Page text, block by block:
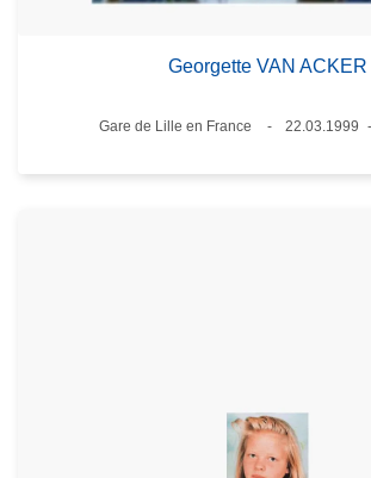
Georgette VAN ACKER
Lieux
Gare de Lille en France
22.03.1999